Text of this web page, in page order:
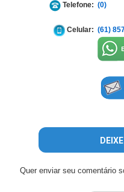
Telefone: (0)
Celular: (61)
Quer enviar seu comentário